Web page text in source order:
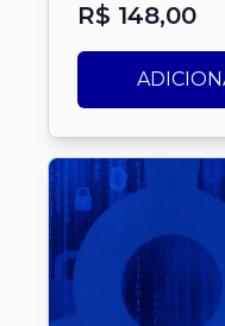
certificação visa
R$ 148,00